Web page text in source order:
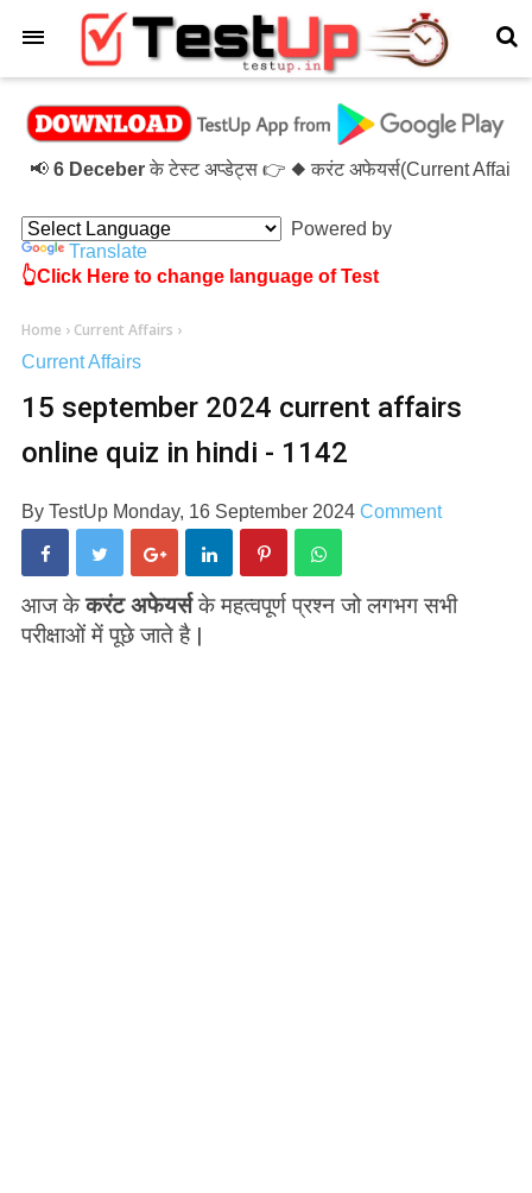
6 Deceberके टेस्ट अप्डेट्स 👉 ◆ करंट अफेयर्स(Current Affairs)-
Powered by
Translate
👆Click Here to change language of Test
Home › Current Affairs ›
Current Affairs
15 september 2024 current affairs
online quiz in hindi - 1142
By TestUp Monday, 16 September 2024 Comment
आज केकरंट अफेयर्सके महत्वपूर्ण प्रश्न जो लगभग सभी
परीक्षाओं में पूछे जाते है |